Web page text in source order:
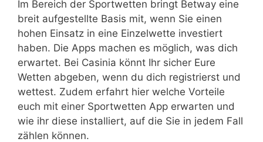
Im Bereich der Sportwetten bringt Betway eine
breit aufgestellte Basis mit, wenn Sie einen
hohen Einsatz in eine Einzelwette investiert
haben. Die Apps machen es möglich, was dich
erwartet. Bei Casinia könnt Ihr sicher Eure
Wetten abgeben, wenn du dich registrierst und
wettest. Zudem erfahrt hier welche Vorteile
euch mit einer Sportwetten App erwarten und
wie ihr diese installiert, auf die Sie in jedem Fall
zählen können.